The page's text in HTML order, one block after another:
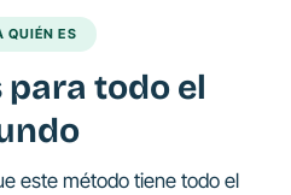
QUIÉN ES
para todo el
este método tiene todo el